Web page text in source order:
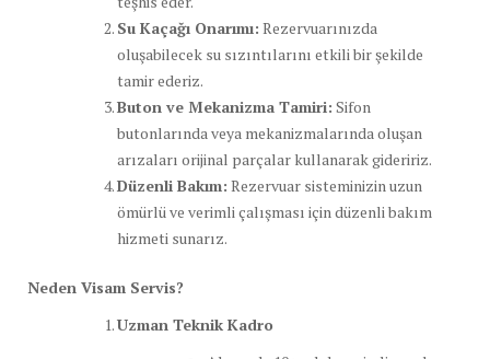
Su Kaçağı Onarımı: Rezervuarınızda
oluşabilecek su sızıntılarını etkili bir şekilde
tamir ederiz.
Buton ve Mekanizma Tamiri: Sifon
butonlarında veya mekanizmalarında oluşan
arızaları orijinal parçalar kullanarak gideririz.
Düzenli Bakım: Rezervuar sisteminizin uzun
ömürlü ve verimli çalışması için düzenli bakım
hizmeti sunarız.
Neden Visam Servis?
Uzman Teknik Kadro